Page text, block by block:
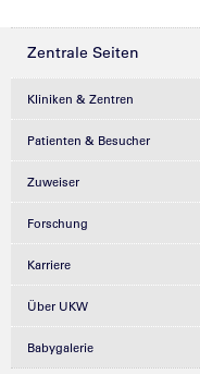
Zentrale Seiten
Kliniken & Zentren
Patienten & Besucher
Zuweiser
Forschung
Karriere
Über UKW
Babygalerie